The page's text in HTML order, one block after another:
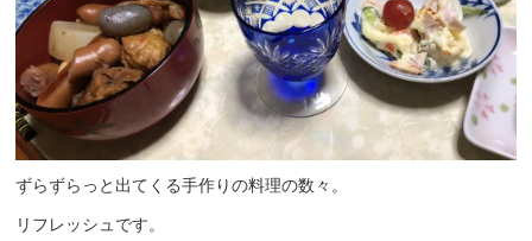
ずらずらっと出てくる手作りの料理の数々。
リフレッシュです。